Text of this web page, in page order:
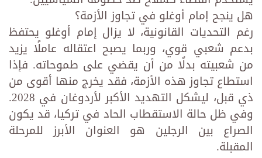
هل ينجح إمام أوغلو في تجاوز الأزمة؟
رغم التحديات القانونية، لا يزال إمام أوغلو يحتفظ
بدعم شعبي قوي، وربما يصبح اعتقاله عاملًا يزيد
من شعبيته بدلًا من أن يقضي على طموحاته. فإذا
استطاع تجاوز هذه الأزمة، فقد يخرج منها أقوى من
ذي قبل، ليشكل التهديد الأكبر لأردوغان في 2028.
وفي ظل حالة الاستقطاب الحاد في تركيا، قد يكون
الصراع بين الرجلين هو العنوان الأبرز للمرحلة
المقبلة.